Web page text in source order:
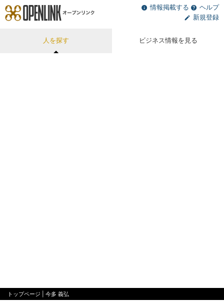
人を探す ビジネス情報を見る
情報掲載する
ヘルプ
新規登録
トップページ | 今多 義弘